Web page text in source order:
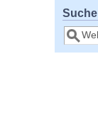
Suche
Suche